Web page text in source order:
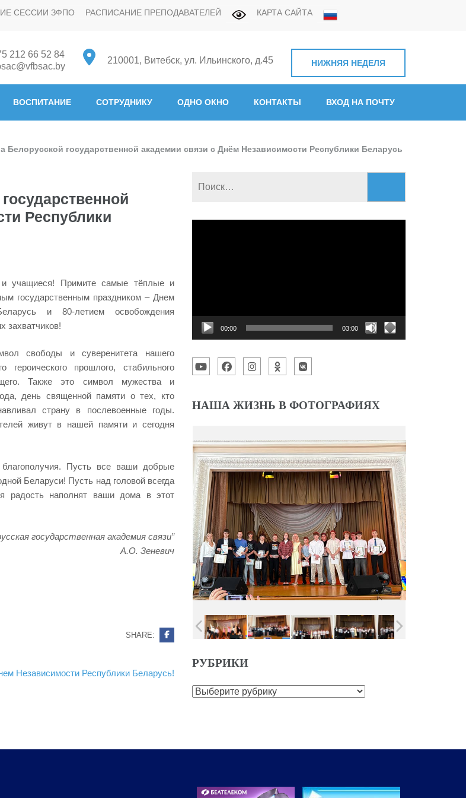
СЕССИИ ЗФПО РАСПИСАНИЕ ПРЕПОДАВАТЕЛЕЙ КАРТА САЙТА
государственная академия связи"
НИЖНЯЯ НЕДЕЛЯ
210001, Витебск, ул. Ильинского, д.45
212 66 52 84
ВОСПИТАНИЕ СОТРУДНИКУ ОДНО ОКНО КОНТАКТЫ ВХОД НА ПОЧТУ
Белорусской государственной академии связи с Днём Независимости Республики Беларусь
Республики
и учащиеся! Примите самые тёплые и
государственным праздником – Днем
и 80-летием освобождения
захватчиков!
свободы и суверенитета нашего
героического прошлого, стабильного
Также это символ мужества и
день священной памяти о тех, кто
страну в послевоенные годы.
живут в нашей памяти и сегодня
Пусть все ваши добрые
Беларуси! Пусть над головой всегда
радость наполнят ваши дома в этот
государственная академия связи”
А.О. Зеневич
SHARE:
Независимости Республики Беларусь!
00:00 03:00
НАША ЖИЗНЬ В ФОТОГРАФИЯХ
РУБРИКИ
Рубрики